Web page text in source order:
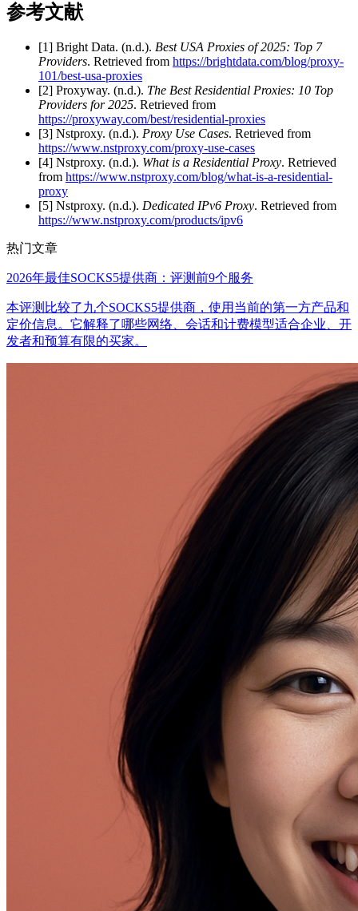
参考文献
[1] Bright Data. (n.d.). Best USA Proxies of 2025: Top 7
Providers. Retrieved from https://brightdata.com/blog/proxy-
101/best-usa-proxies
[2] Proxyway. (n.d.). The Best Residential Proxies: 10 Top
Providers for 2025. Retrieved from
https://proxyway.com/best/residential-proxies
[3] Nstproxy. (n.d.). Proxy Use Cases. Retrieved from
https://www.nstproxy.com/proxy-use-cases
[4] Nstproxy. (n.d.). What is a Residential Proxy. Retrieved
from https://www.nstproxy.com/blog/what-is-a-residential-
proxy
[5] Nstproxy. (n.d.). Dedicated IPv6 Proxy. Retrieved from
https://www.nstproxy.com/products/ipv6
热门文章
2026年最佳SOCKS5提供商：评测前9个服务
本评测比较了九个SOCKS5提供商，使用当前的第一方产品和
定价信息。它解释了哪些网络、会话和计费模型适合企业、开
发者和预算有限的买家。